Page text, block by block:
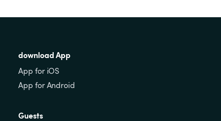
download App
App for iOS
App for Android
Guests